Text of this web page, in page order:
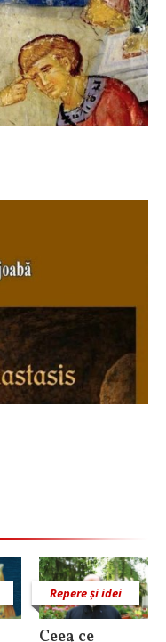
Repere și idei
Ceea ce